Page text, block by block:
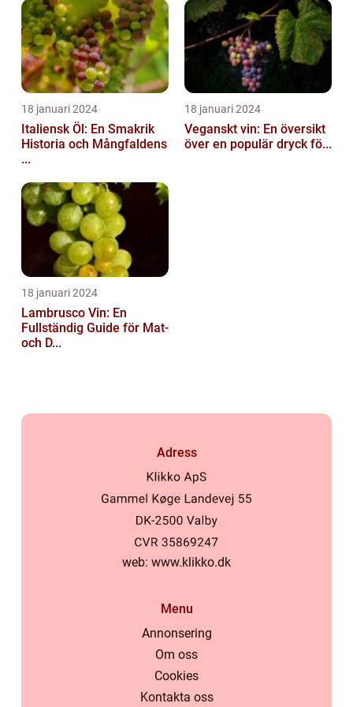
18 januari 2024
Italiensk Öl: En Smakrik
Historia och Mångfaldens
...
18 januari 2024
Veganskt vin: En översikt
över en populär dryck fö...
18 januari 2024
Lambrusco Vin: En
Fullständig Guide för Mat-
och D...
Adress
web: www.klikko.dk
Menu
Annonsering
Om oss
Cookies
Kontakta oss